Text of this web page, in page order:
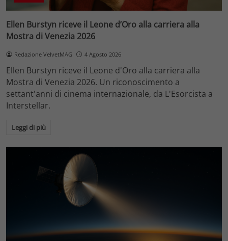
Ellen Burstyn riceve il Leone d’Oro alla carriera alla
Mostra di Venezia 2026
Redazione VelvetMAG 4 Agosto 2026
Ellen Burstyn riceve il Leone d'Oro alla carriera alla
Mostra di Venezia 2026. Un riconoscimento a
settant'anni di cinema internazionale, da L'Esorcista a
Interstellar.
Leggi di più